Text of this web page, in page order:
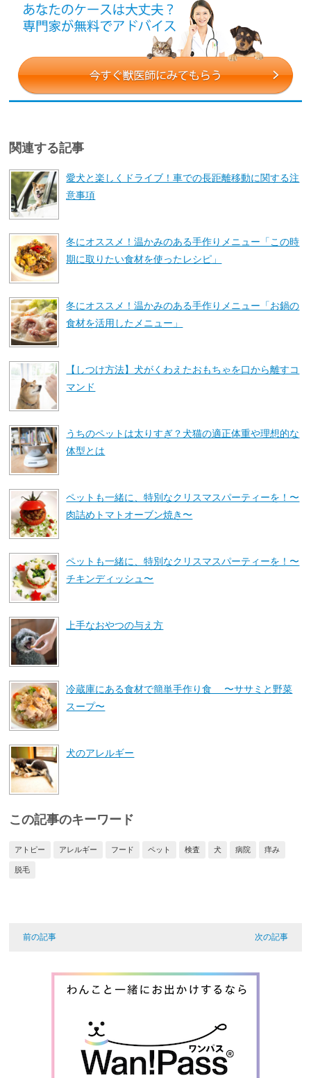
関連する記事
愛犬と楽しくドライブ！車での長距離移動に関する注
意事項
冬にオススメ！温かみのある手作りメニュー「この時
期に取りたい食材を使ったレシピ」
冬にオススメ！温かみのある手作りメニュー「お鍋の
食材を活用したメニュー」
【しつけ方法】犬がくわえたおもちゃを口から離すコ
マンド
うちのペットは太りすぎ？犬猫の適正体重や理想的な
体型とは
ペットも一緒に、特別なクリスマスパーティーを！〜
肉詰めトマトオーブン焼き〜
ペットも一緒に、特別なクリスマスパーティーを！〜
チキンディッシュ〜
上手なおやつの与え方
冷蔵庫にある食材で簡単手作り食 〜ササミと野菜
スープ〜
犬のアレルギー
この記事のキーワード
アトピー アレルギー フード ペット 検査 犬 病院 痒み
脱毛
前の記事 次の記事